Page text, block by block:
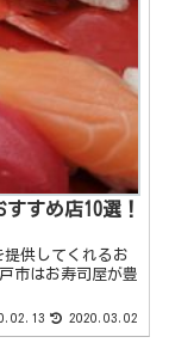
すめ店10選！
供してくれるお
市はお寿司屋が豊
2020.03.02